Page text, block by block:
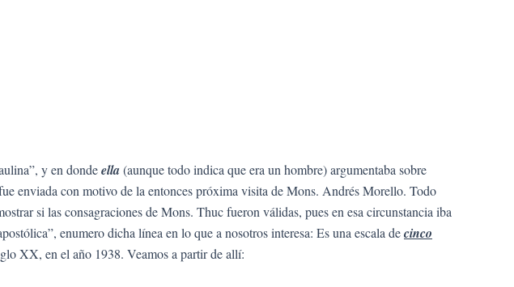
y en dondeella(aunque todo indica que era un hombre) argumentaba sobre
enviada con motivo de la entonces próxima visita de Mons. Andrés Morello. Todo
si las consagraciones de Mons. Thuc fueron válidas, pues en esa circunstancia iba
enumero dicha línea en lo que a nosotros interesa: Es una escala decinco
XX, en el año 1938. Veamos a partir de allí: